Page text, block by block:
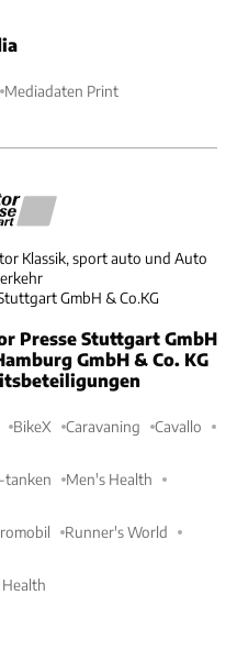
Mediadaten Print
Klassik, sport auto und Auto
GmbH & Co.KG
Presse Stuttgart GmbH
GmbH & Co. KG
BikeX Caravaning Cavallo
tanken Men's Health
Runner's World